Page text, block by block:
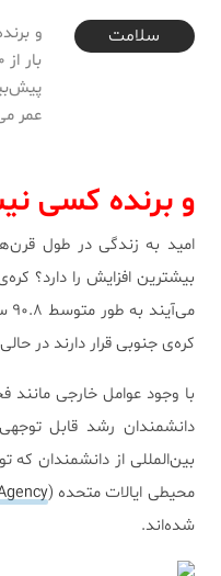
02-23T23:54:15+03:30
سلامت
و
عمر
و برنده کسی
کره‌ی جنوبی قرار دارند در حالی که
با وجود عوامل خارجی
بین‌المللی از دانشمندان
محیطی ایالات متحده (
شده‌اند.